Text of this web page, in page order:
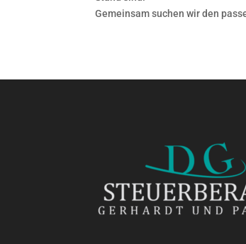
Gemeinsam suchen wir den